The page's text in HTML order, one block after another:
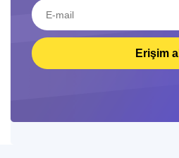
Erişim al